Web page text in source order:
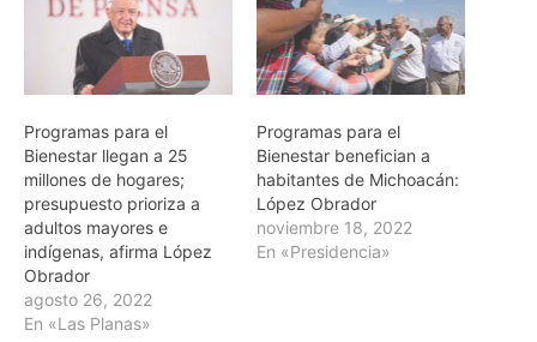
Programas para el
Bienestar llegan a 25
millones de hogares;
presupuesto prioriza a
adultos mayores e
indígenas, afirma López
Obrador
agosto 26, 2022
En «Las Planas»
Programas para el
Bienestar benefician a
habitantes de Michoacán:
López Obrador
noviembre 18, 2022
En «Presidencia»